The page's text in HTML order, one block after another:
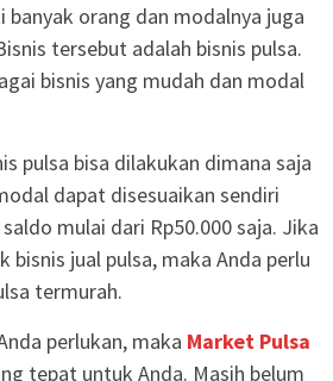
orang dan modalnya juga
tersebut adalah bisnis pulsa.
bisnis yang mudah dan modal
pulsa bisa dilakukan dimana saja
dapat disesuaikan sendiri
mulai dari Rp50.000 saja. Jika
jual pulsa, maka Anda perlu
termurah.
perlukan, maka Market Pulsa
tepat untuk Anda. Masih belum